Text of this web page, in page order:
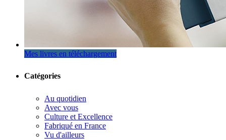
Mes livres en téléchargement
Catégories
Au quotidien
Avec vous
Culture et Excellence
Fabriqué en France
Vu d'ailleurs